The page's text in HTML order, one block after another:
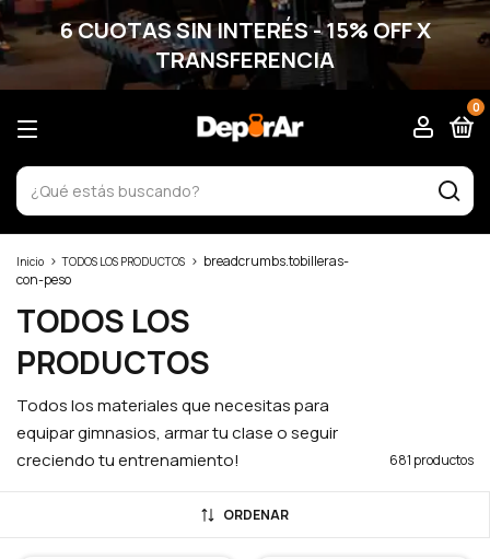
6 CUOTAS SIN INTERÉS - 15% OFF X
TRANSFERENCIA
0
Inicio > TODOS LOS PRODUCTOS > breadcrumbs.tobilleras-
con-peso
TODOS LOS
PRODUCTOS
Todos los materiales que necesitas para
equipar gimnasios, armar tu clase o seguir
creciendo tu entrenamiento!
681 productos
ORDENAR